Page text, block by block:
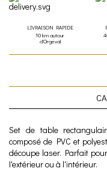
LIVRAISON RAPIDE
10 km autour
d'Orgeval
Set de table
composé de PVC et
découpe laser. Parfait
l'extérieur ou à l'intérieur.